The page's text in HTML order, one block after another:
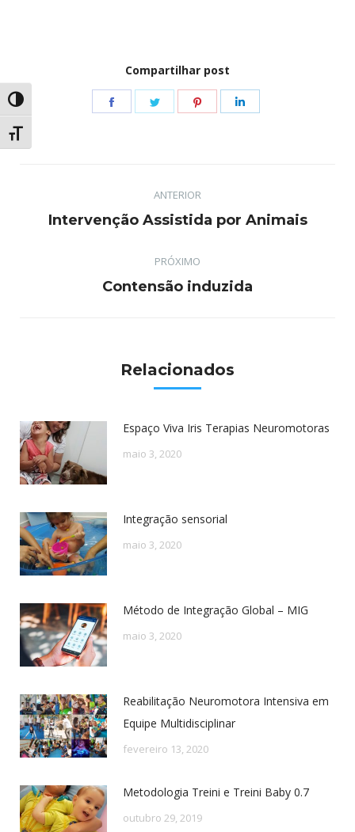
Alternar alto contraste
Alternar tamanho da fonte
Compartilhar post
Share
Share
Share
post:
ANTERIOR
Post
Intervenção Assistida por Animais
PRÓXIMO
Próximo
Contensão induzida
Relacionados
Espaço Viva Iris Terapias Neuromotoras
maio 3, 2020
Integração sensorial
maio 3, 2020
Método de Integração Global – MIG
maio 3, 2020
Reabilitação Neuromotora Intensiva em
Equipe Multidisciplinar
fevereiro 13, 2020
Metodologia Treini e Treini Baby 0.7
outubro 29, 2019